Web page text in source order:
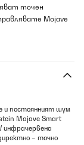
точен
Mojave
и постоянният шум
Mojave Smart
инфрачервена
– точно